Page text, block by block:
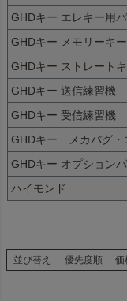
GHDキー エレキー用
GHDキー メモリーキ
GHDキー ストレート
GHDキー 送信練習機
GHDキー 受信練習機
GHDキー メカバグ・
GHDキー オプション
ハイモンド
並び替え 優先度順 価